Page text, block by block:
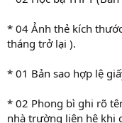
* 04 Ảnh thẻ kích
tháng trở lại ).
* 01 Bản sao hợp lệ
* 02 Phong bì ghi rõ
nhà trường liên hệ khi